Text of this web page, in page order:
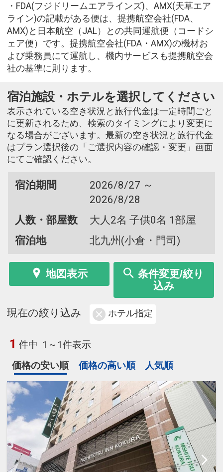
・FDA(フジドリームエアラインズ)、AMX(天草エア
ライン)の記載がある便は、提携航空会社(FDA、
AMX)と日本航空（JAL）との共同運航便（コードシ
ェア便）です。提携航空会社(FDA・AMX)の機材お
よび乗務員にて運航し、機内サービスも提携航空会
社の基準に則ります。
宿泊施設・ホテルを選択してください
表示されている空き状況と旅行代金は一定時間ごと
に更新されるため、検索のタイミングにより変更に
なる場合がございます。最新の空き状況と旅行代金
はプラン選択後の「ご選択内容の確認・変更」画面
にてご確認ください。
宿泊期間
2026/8/27 ～
2026/8/28
人数・部屋数
大人2名 子供0名 1部屋
宿泊地
北九州(小倉・門司)
地図表示
条件変更/絞り
込み
現在の絞り込み ホテル指定
1 件中 1～1件表示
価格の安い順
価格の高い順 人気順